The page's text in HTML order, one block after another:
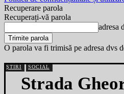
Recuperare parola
Recuperați-vă parola
adresa
O parola va fi trimisă pe adresa dvs
ȘTIRI SOCIAL
Strada